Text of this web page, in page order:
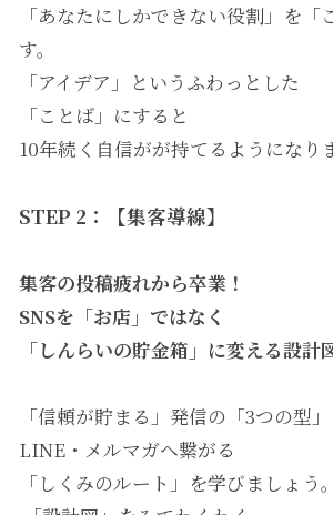
「あなたにしかできない役割」を「
す。
「アイデア」というふわっとした
「ことば」にすると
10年続く自信がが持てるようになり
STEP 2：【集客導線】
集客の投稿疲れから卒業！
SNSを「お店」ではなく
「しんらいの貯金箱」に変える設計
「信頼が貯まる」発信の「3つの型」
LINE・メルマガへ繋がる
「しくみのルート」を学びましょう。